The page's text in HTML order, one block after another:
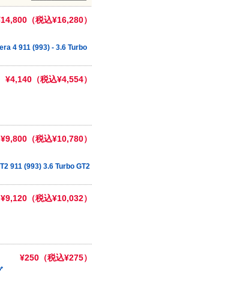
（税込¥16,280）
4 911 (993) - 3.6 Turbo
¥4,140（税込¥4,554）
¥9,800（税込¥10,780）
911 (993) 3.6 Turbo GT2
¥9,120（税込¥10,032）
¥250（税込¥275）